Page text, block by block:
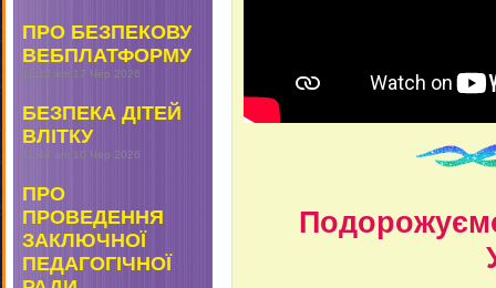
ПРО БЕЗПЕКОВУ
ВЕБПЛАТФОРМУ
11:32 am 17 Чер 2026
БЕЗПЕКА ДІТЕЙ
ВЛІТКУ
11:44 am 10 Чер 2026
ПРО
ПРОВЕДЕННЯ
ЗАКЛЮЧНОЇ
ПЕДАГОГІЧНОЇ